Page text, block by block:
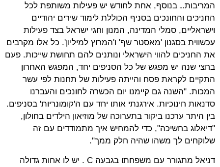
המריבות… בנוסף, אחת לחודש יש פעילות משותפת לכל
החניכים והחונכים בסניף הכוללת לימוד שירים יהודיים
וישראליים, סמלי המדינה, המנון וחגי ישראל בצד פעילות
עכשווית בסגנון 'מאסטר שף' ו'המרוץ למיליון'. כל אלו מקרבים
את החניכים להווי הישראלי ונותנים להם תחושת שייכות. פעם
בחצי שנה יש מפגש של כל הסניפים יחד, המפגש האחרון
התקיים לקראת פסח והייתה פעילות של תחנות לפי עשר
המכות. "השנה גם קיימנו יום הכשרה לחונכים והעברנו
סדנאות חינוכיות. אירגנתי אותו יחד עם ה'קומונריות' בסניפים.
בין היתר ערכנו ביקור בתערוכה של מוזיאון הילדים בחולון,
"דיאלוג בחשיכה", כדי להמחיש איך מתמודדים עם זה
שלוקחים לך משהו שהיה חלק ממך".
דניאל מתגורר עם משפחתו בגבעה C. יש לו אחות גדולה